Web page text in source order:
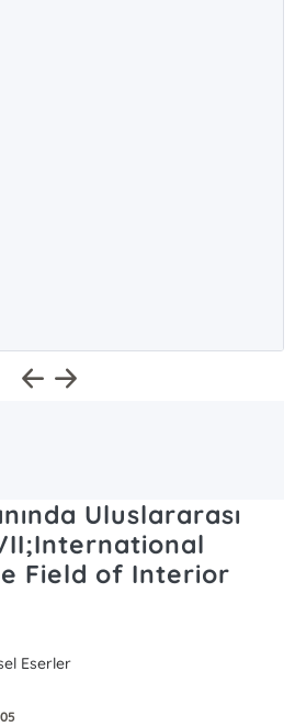
Uluslararası
Field of Interior
Eserler